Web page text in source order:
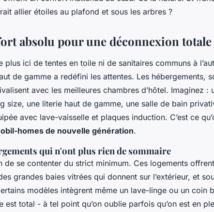
allier étoiles au plafond et sous les arbres ?
absolu pour une déconnexion totale
plus ici de tentes en toile ni de sanitaires communs à
de gamme a redéfini les attentes. Les hébergements,
avec les meilleures chambres d’hôtel. Imaginez :
size, une literie haut de gamme, une salle de bain
avec lave-vaisselle et plaques induction. C’est ce
homes de nouvelle génération.
qui n'ont plus rien de sommaire
de se contenter du strict minimum. Ces logements
grandes baies vitrées qui donnent sur l’extérieur, et
modèles intègrent même un lave-linge ou un coin
est total - à tel point qu’on oublie parfois qu’on est en